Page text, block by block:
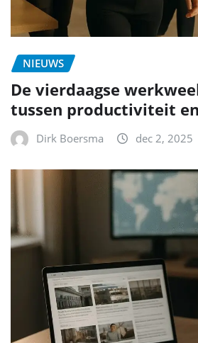
NIEUWS
De vierdaagse
tussen productiviteit
Dirk Boersma dec 2, 2025